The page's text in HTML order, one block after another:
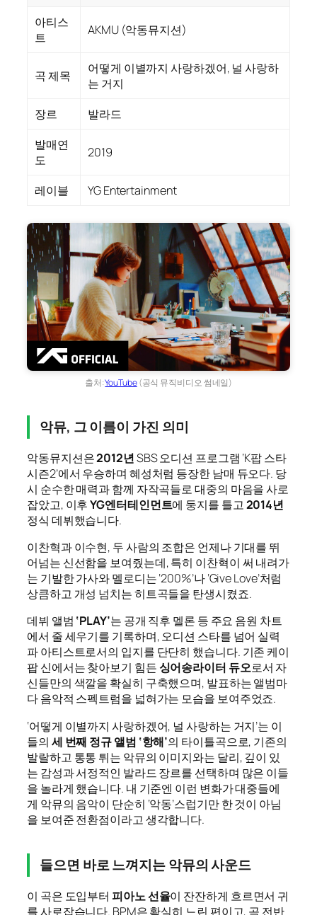
아티스
트
AKMU (악동뮤지션)
곡 제목
어떻게 이별까지 사랑하겠어, 널 사랑하
는 거지
장르
발라드
발매연
도
2019
레이블 YG Entertainment
출처:YouTube(공식 뮤직비디오 썸네일)
악뮤, 그 이름이 가진 의미
악동뮤지션은2012년SBS 오디션 프로그램 ‘K팝 스타
시즌2’에서 우승하며 혜성처럼 등장한 남매 듀오다. 당
시 순수한 매력과 함께 자작곡들로 대중의 마음을 사로
잡았고, 이후YG엔터테인먼트에 둥지를 틀고2014년
정식 데뷔했습니다.
이찬혁과 이수현, 두 사람의 조합은 언제나 기대를 뛰
어넘는 신선함을 보여줬는데, 특히 이찬혁이 써 내려가
는 기발한 가사와 멜로디는 ‘200%’나 ‘Give Love’처럼
상큼하고 개성 넘치는 히트곡들을 탄생시켰죠.
데뷔 앨범 ‘PLAY’는 공개 직후 멜론 등 주요 음원 차트
에서 줄 세우기를 기록하며, 오디션 스타를 넘어 실력
파 아티스트로서의 입지를 단단히 했습니다. 기존 케이
팝 신에서는 찾아보기 힘든싱어송라이터 듀오로서 자
신들만의 색깔을 확실히 구축했으며, 발표하는 앨범마
다 음악적 스펙트럼을 넓혀가는 모습을 보여주었죠.
‘어떻게 이별까지 사랑하겠어, 널 사랑하는 거지’는 이
들의 세 번째 정규 앨범 ‘항해’의 타이틀곡으로, 기존의
발랄하고 통통 튀는 악뮤의 이미지와는 달리, 깊이 있
는 감성과 서정적인 발라드 장르를 선택하며 많은 이들
을 놀라게 했습니다. 내 기준엔 이런 변화가 대중들에
게 악뮤의 음악이 단순히 ‘악동’스럽기만 한 것이 아님
을 보여준 전환점이라고 생각합니다.
들으면 바로 느껴지는 악뮤의 사운드
이 곡은 도입부터 피아노 선율이 잔잔하게 흐르면서 귀
를 사로잡습니다. BPM은 확실히 느린 편이고, 곡 전반